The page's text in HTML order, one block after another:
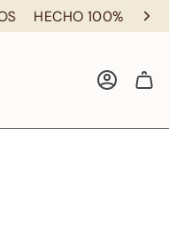
HECHO 100% POR
CUENTA